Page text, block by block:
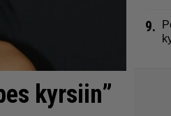
kyrsiin”
9.